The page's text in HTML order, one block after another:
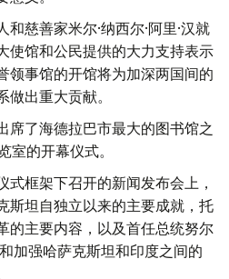
慈善家米尔·纳西尔·阿里·汉就
使馆和公民提供的大力支持表示
领事馆的开馆将为加深两国间的
出重大贡献。
席了海德拉巴市最大的图书馆之
室的开幕仪式。
式框架下召开的新闻发布会上，
斯坦自独立以来的主要成就，托
的主要内容，以及首任总统努尔
加强哈萨克斯坦和印度之间的